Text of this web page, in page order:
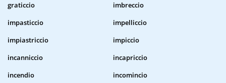
graticcio
imbreccio
impasticcio
impelliccio
impiastriccio
impiccio
incanniccio
incapriccio
incendio
incomincio